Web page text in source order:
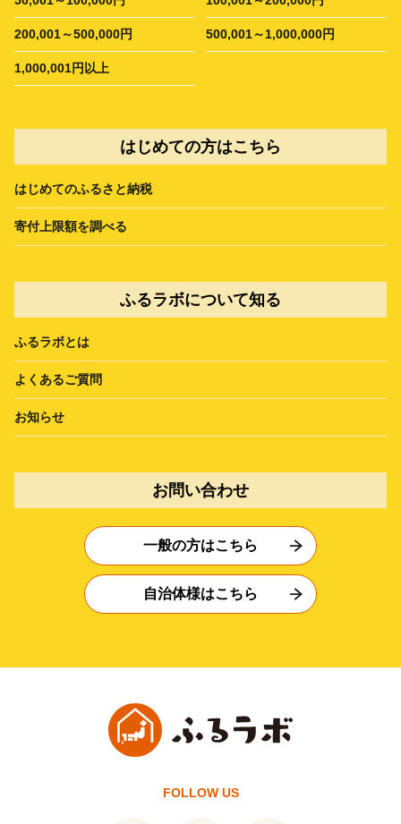
200,001～500,000円 500,001～1,000,000円
1,000,001円以上
はじめての方はこちら
はじめてのふるさと納税
寄付上限額を調べる
ふるラボについて知る
ふるラボとは
よくあるご質問
お知らせ
お問い合わせ
一般の方はこちら
自治体様はこちら
FOLLOW US